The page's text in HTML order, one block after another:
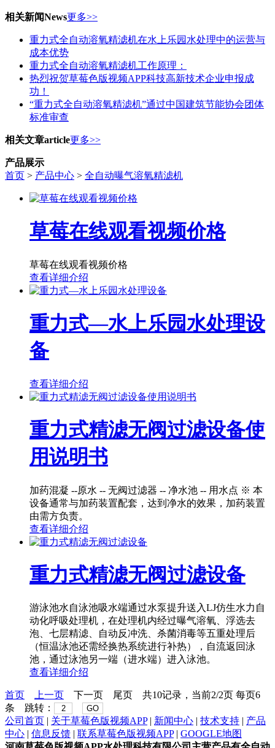
相关新闻News更多>>
重力式全自动溶氧精滤机在水上乐园水处理中的运营与
成本优势
重力式全自动溶氧精滤机工作原理：
热烈祝贺草莓色版视频APP科技高新技术企业申报成
功！
“重力式全自动溶氧精滤机”通过中国建筑节能协会团体
标准审查
相关文章article更多>>
产品展示
首页 > 产品中心 > 全自动曝气溶氧精滤机
草莓在线观看视频价格
草莓在线观看视频价格
查看详细介绍
重力式—水上乐园水处理设
备
查看详细介绍
重力式精滤无阀过滤设备使
用说明书
加药混凝 --原水 -- 无阀过滤器 -- 净水池 -- 用水点 ※ 本
设备通常与加药装置配套，达到净水的效果，加药装置
由需方负责。
查看详细介绍
重力式精滤无阀过滤设备
游泳池水自泳池吸水端通过水泵提升送入LJ仿生水力自
动化呼吸处理机，在处理机内经过曝气溶氧、浮选去
泡、七层精滤、自动反冲洗、杀菌消毒等五重处理后
（恒温泳池还需经换热系统进行补热），自流返回泳
池，通过泳池另一端（进水端）进入泳池。
查看详细介绍
首页 上一页 下一页 尾页 共10记录，当前2/2页 每页6
条 跳转：
GO
公司首页 | 关于草莓色版视频APP| 新闻中心 | 技术支持 | 产品
中心 | 信息反馈 | 联系草莓色版视频APP| GOOGLE地图